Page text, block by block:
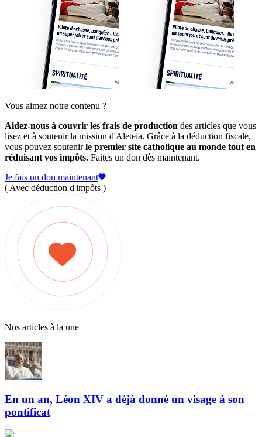
Vous aimez notre contenu ?
Aidez-nous à couvrir les frais de production des articles que vous
lisez et à soutenir la mission d'Aleteia. Grâce à la déduction fiscale,
vous pouvez soutenirle premier site catholique au monde tout en
réduisant vos impôts. Faites un don dès maintenant.
Je fais un don maintenant
( Avec déduction d'impôts )
Nos articles à la une
En un an, Léon XIV a déjà donné un visage à son
pontificat